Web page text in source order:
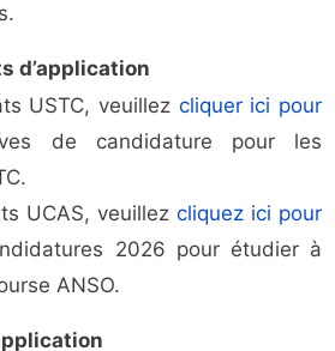
d’application
USTC, veuillez cliquer ici pour
de candidature pour les
UCAS, veuillez cliquez ici pour
2026 pour étudier à
ANSO.